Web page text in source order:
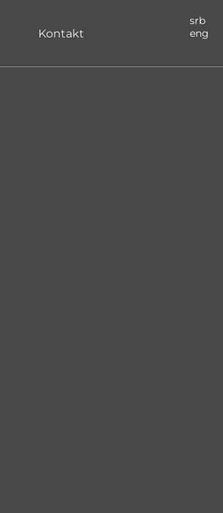
Kontakt
srb
eng